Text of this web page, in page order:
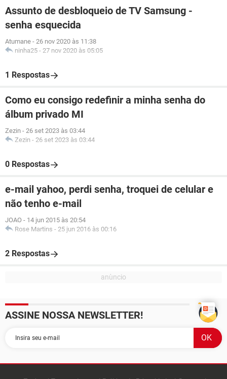
Assunto de desbloqueio de TV Samsung -
senha esquecida
Atumane - 26 nov 2020 às 11:38
ninha25 - 27 nov 2020 às 05:05
1 Respostas
Como eu consigo redefinir a minha senha do
álbum privado MI
Zezin - 26 set 2023 às 03:44
Zezin - 26 set 2023 às 03:44
0 Respostas
e-mail yahoo, perdi senha, troquei de celular e
não tenho e-mail
JOAO - 14 jun 2015 às 20:54
Rose Martins - 25 jun 2016 às 00:16
2 Respostas
ASSINE NOSSA NEWSLETTER!